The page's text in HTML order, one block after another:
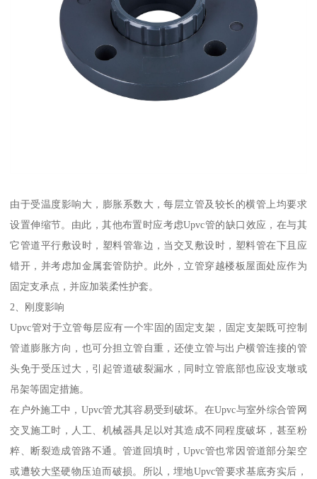
由于受温度影响大，膨胀系数大，每层立管及较长的横管上均要求
设置伸缩节。由此，其他布置时应考虑Upvc管的缺口效应，在与其
它管道平行敷设时，塑料管靠边，当交叉敷设时，塑料管在下且应
错开，并考虑加金属套管防护。此外，立管穿越楼板屋面处应作为
固定支承点，并应加装柔性护套。
2、刚度影响
Upvc管对于立管每层应有一个牢固的固定支架，固定支架既可控制
管道膨胀方向，也可分担立管自重，还使立管与出户横管连接的管
头免于受压过大，引起管道破裂漏水，同时立管底部也应设支墩或
吊架等固定措施。
在户外施工中，Upvc管尤其容易受到破坏。在Upvc与室外综合管网
交叉施工时，人工、机械器具足以对其造成不同程度破坏，甚至粉
粹、断裂造成管路不通。管道回填时，Upvc管也常因管道部分架空
或遭较大坚硬物压迫而破损。所以，埋地Upvc管要求基底夯实后，